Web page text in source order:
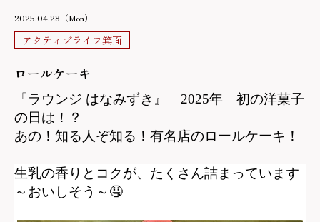
2025.04.28（Mon）
アクティブライフ箕面
ロールケーキ
『ラウンジ はなみずき』 2025年 初の洋菓子
の日は！？
あの！知る人ぞ知る！有名店のロールケーキ！
生乳の香りとコクが、たくさん詰まっています
～ おいしそう～ 🤤